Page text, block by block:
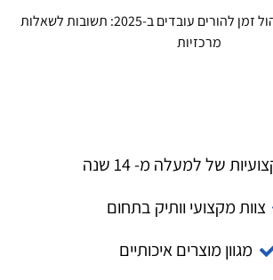
ניהול זמן להורים עובדים ב-2025: תשובות לשאלות
מרכזיות
של למעלה מ- 14 שנה
צוות מקצועי וותיק בתחום
מגוון מוצרים איכותיים